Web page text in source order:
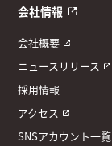
会社情報
会社概要
ニュースリリース
採用情報
アクセス
SNSアカウント一覧